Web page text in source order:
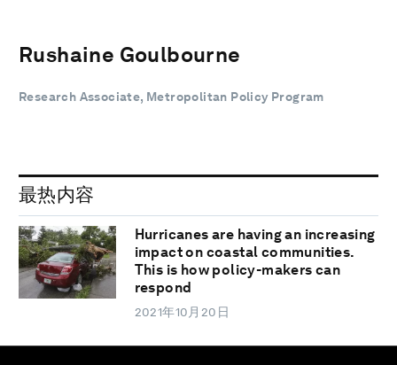
Rushaine Goulbourne
Research Associate, Metropolitan Policy Program
最热内容
Hurricanes are having an increasing
impact on coastal communities.
This is how policy-makers can
respond
2021年10月20日